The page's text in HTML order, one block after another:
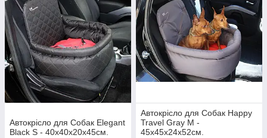
Автокрісло для Собак Elegant
Black S - 40x40x20x45см.
Автокрісло для Собак Happy
Travel Gray M -
45x45x24x52см.